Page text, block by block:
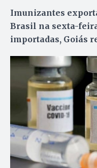
Imunizantes
Brasil na sexta-
importadas, Goiás